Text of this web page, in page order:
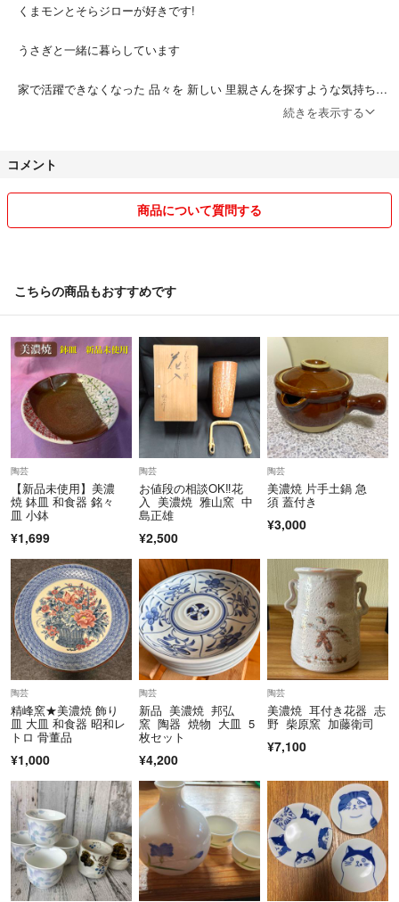
くまモンとそらジローが好きです!
うさぎと一緒に暮らしています
家で活躍できなくなった 品々を 新しい 里親さんを探すような気持ちで
新しく活躍させてくれるお家を探して 出品しています
値引きできませんが、私が出品する品々を愛し大事にしてくださる方々
お気軽に 値段交渉をしてください
誠実な取引を心がけているので 購入者様にも誠実さを期待しておりま
よろしくお願いいたします
続きを表示する
コメント
商品について質問する
こちらの商品もおすすめです
陶芸
【新品未使用】美濃
焼 鉢皿 和食器 銘々
皿 小鉢
¥1,699
陶芸
お値段の相談OK‼️花
入 美濃焼 雅山窯 中
島正雄
¥2,500
陶芸
美濃焼 片手土鍋 急
須 蓋付き
¥3,000
陶芸
精峰窯★美濃焼 飾り
皿 大皿 和食器 昭和レ
トロ 骨董品
¥1,000
陶芸
新品 美濃焼 邦弘
窯 陶器 焼物 大皿 5
枚セット
¥4,200
陶芸
美濃焼 耳付き花器 志
野 柴原窯 加藤衛司
¥7,100